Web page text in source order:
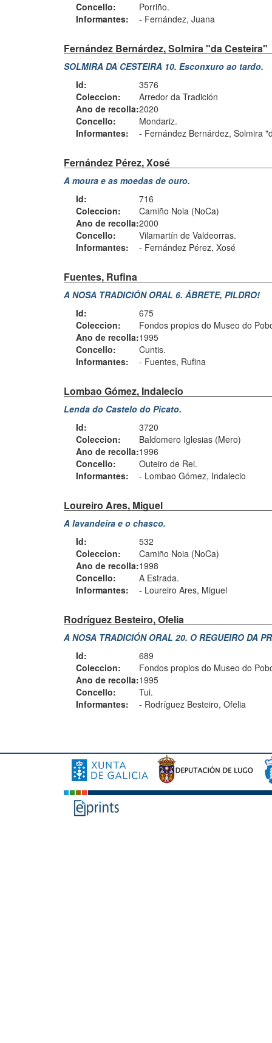
Concello:
Porriño.
Informantes:
- Fernández, Juana
Fernández Bernárdez, Solmira "da Cesteira"
SOLMIRA DA CESTEIRA 10. Esconxuro ao tardo.
Id:
3576
Coleccion:
Arredor da Tradición
Ano de recolla:2020
Concello:
Mondariz.
Informantes:
- Fernández Bernárdez, Solmira
Fernández Pérez, Xosé
A moura e as moedas de ouro.
Id:
716
Coleccion:
Camiño Noia (NoCa)
Ano de recolla:2000
Concello:
Vilamartín de Valdeorras.
Informantes:
- Fernández Pérez, Xosé
Fuentes, Rufina
A NOSA TRADICIÓN ORAL 6. ÁBRETE, PILDRO!
Id:
675
Coleccion:
Fondos propios do Museo do
Ano de recolla:1995
Concello:
Cuntis.
Informantes:
- Fuentes, Rufina
Lombao Gómez, Indalecio
Lenda do Castelo do Picato.
Id:
3720
Coleccion:
Baldomero Iglesias (Mero)
Ano de recolla:1996
Concello:
Outeiro de Rei.
Informantes:
- Lombao Gómez, Indalecio
Loureiro Ares, Miguel
A lavandeira e o chasco.
Id:
532
Coleccion:
Camiño Noia (NoCa)
Ano de recolla:1998
Concello:
A Estrada.
Informantes:
- Loureiro Ares, Miguel
Rodríguez Besteiro, Ofelia
A NOSA TRADICIÓN ORAL 20. O REGUEIRO DA
Id:
689
Coleccion:
Fondos propios do Museo do
Ano de recolla:1995
Concello:
Tui.
Informantes:
- Rodríguez Besteiro, Ofelia